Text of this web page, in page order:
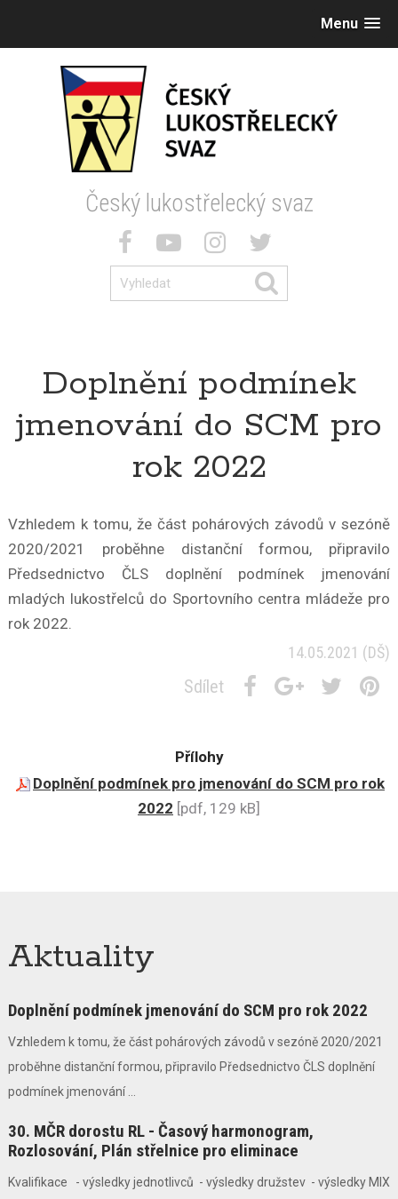
Menu
Český lukostřelecký svaz
Doplnění podmínek
jmenování do SCM pro
rok 2022
Vzhledem k tomu, že část pohárových závodů v sezóně
2020/2021 proběhne distanční formou, připravilo
Předsednictvo ČLS doplnění podmínek jmenování
mladých lukostřelců do Sportovního centra mládeže pro
rok 2022.
14.05.2021 (DŠ)
Sdílet
Přílohy
Doplnění podmínek pro jmenování do SCM pro rok
2022 [pdf, 129 kB]
Aktuality
Doplnění podmínek jmenování do SCM pro rok 2022
Vzhledem k tomu, že část pohárových závodů v sezóně 2020/2021
proběhne distanční formou, připravilo Předsednictvo ČLS doplnění
podmínek jmenování ...
30. MČR dorostu RL - Časový harmonogram,
Rozlosování, Plán střelnice pro eliminace
Kvalifikace - výsledky jednotlivců - výsledky družstev - výsledky MIX